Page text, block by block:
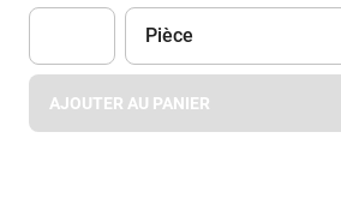
Apok.Product.Detail.AddToCart.Quantity
Unité
Pièce
AJOUTER AU PANIER